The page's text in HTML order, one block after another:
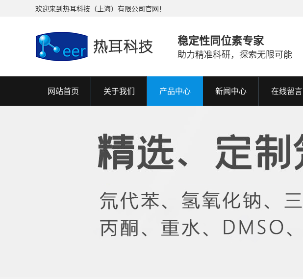
欢迎来到热耳科技（上海）有限公司官网！
稳定性同位素专家
助力精准科研，探索无限可能
网站首页 关于我们 产品中心 新闻中心 在线留言